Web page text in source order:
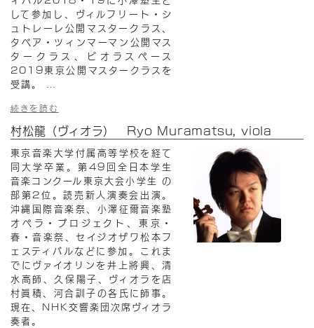
して参加し、ヴィルフリート・シ
ュトレーレ公開マスタークラス、
タベア・ツィンマーマン公開マス
タークラス、ビオラスペース
2019東京公開マスタークラスを
受講。
続きを読む
村松龍（ヴィオラ） Ryo Muramatsu, viola
東京音楽大学付属高等学校を経て
同大学卒業。第49回全日本学生
音楽コンクール東京大会小学生 の
部第2位。読売新人演奏会出演。
沖縄国際音楽祭、小澤征爾音楽塾
オペラ・プロジェクト、東京・
春・音楽祭、セイジオザワ松本フ
ェスティバルなどに参加。これま
でにヴァイオリンを井上將興、清
水高師、久保陽子、ヴィオラを店
村眞積、河合訓子の各氏に師事。
現在、NHK交響楽団次席ヴィオラ
奏者。